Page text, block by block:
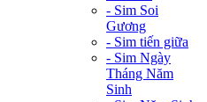
- Sim Soi
Gương
- Sim tiến giữa
- Sim Ngày
Tháng Năm
Sinh